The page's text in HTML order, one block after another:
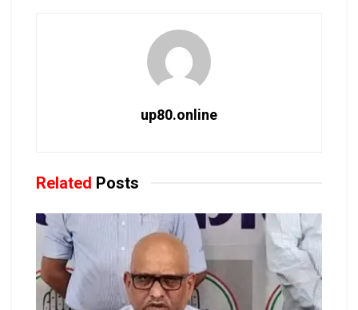
up80.online
Related Posts